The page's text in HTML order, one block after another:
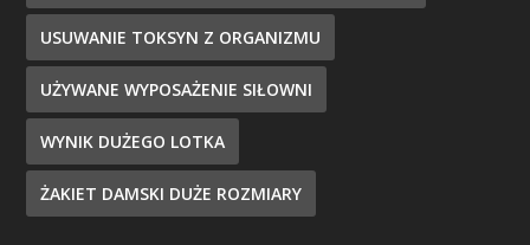
USUWANIE TOKSYN Z ORGANIZMU
UŻYWANE WYPOSAŻENIE SIŁOWNI
WYNIK DUŻEGO LOTKA
ŻAKIET DAMSKI DUŻE ROZMIARY